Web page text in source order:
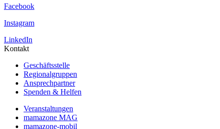
Facebook
Instagram
LinkedIn
Kontakt
Geschäftsstelle
Regionalgruppen
Ansprechpartner
Spenden & Helfen
Veranstaltungen
mamazone MAG
mamazone-mobil